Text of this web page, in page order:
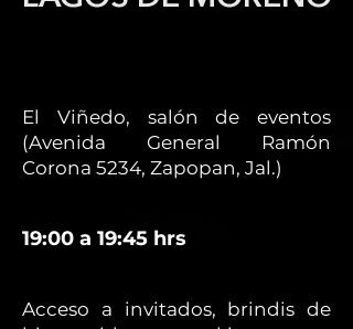
El Viñedo, salón de eventos
(Avenida General Ramón
Corona 5234, Zapopan, Jal.)
19:00 a 19:45 hrs
Acceso a invitados, brindis de